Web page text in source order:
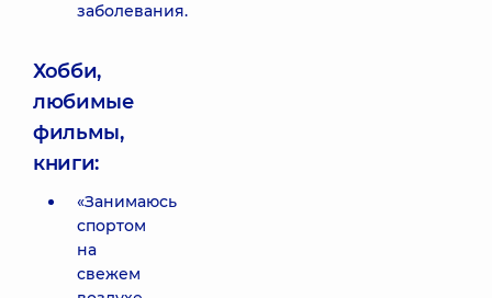
заболевания.
Хобби,
любимые
фильмы,
книги:
«Занимаюсь
спортом
на
свежем